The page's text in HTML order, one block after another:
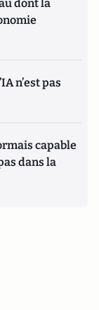
dont la
n’est pas
capable
dans la